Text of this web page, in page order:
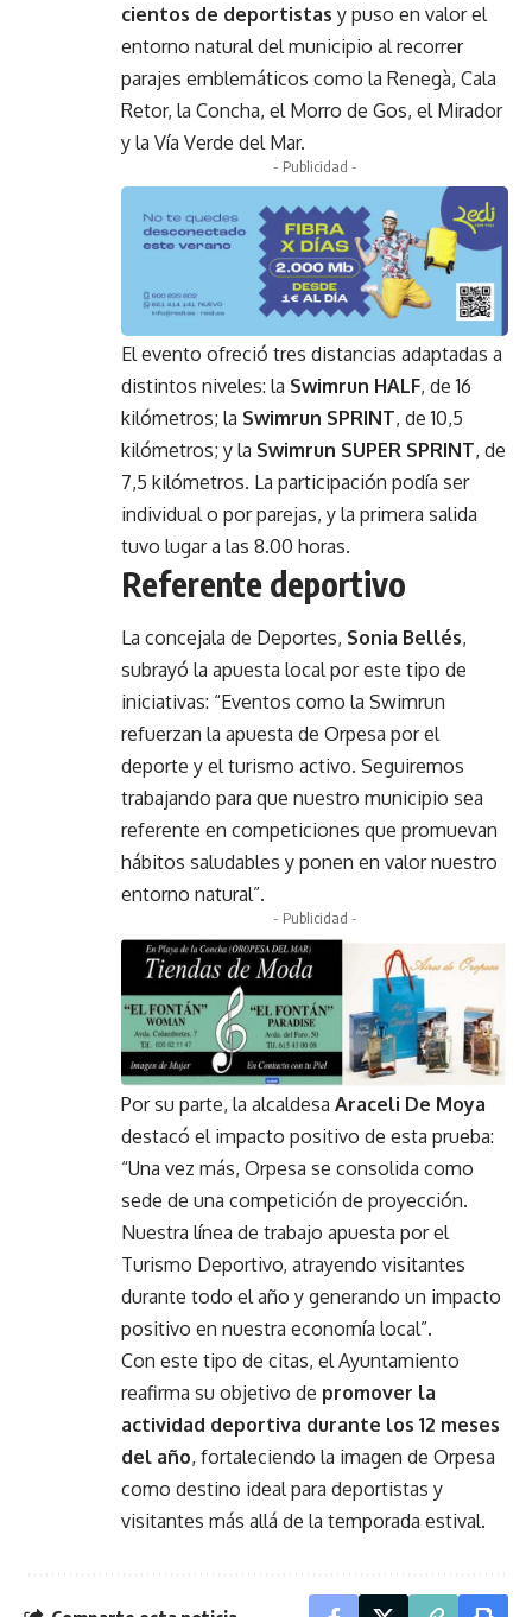
cientos de deportistas y puso en valor el
entorno natural del municipio al recorrer
parajes emblemáticos como la Renegà, Cala
Retor, la Concha, el Morro de Gos, el Mirador
y la Vía Verde del Mar.
- Publicidad -
El evento ofreció tres distancias adaptadas a
distintos niveles: la Swimrun HALF, de 16
kilómetros; la Swimrun SPRINT, de 10,5
kilómetros; y la Swimrun SUPER SPRINT, de
7,5 kilómetros. La participación podía ser
individual o por parejas, y la primera salida
tuvo lugar a las 8.00 horas.
Referente deportivo
La concejala de Deportes, Sonia Bellés,
subrayó la apuesta local por este tipo de
iniciativas: “Eventos como la Swimrun
refuerzan la apuesta de Orpesa por el
deporte y el turismo activo. Seguiremos
trabajando para que nuestro municipio sea
referente en competiciones que promuevan
hábitos saludables y ponen en valor nuestro
entorno natural”.
- Publicidad -
Por su parte, la alcaldesa Araceli De Moya
destacó el impacto positivo de esta prueba:
“Una vez más, Orpesa se consolida como
sede de una competición de proyección.
Nuestra línea de trabajo apuesta por el
Turismo Deportivo, atrayendo visitantes
durante todo el año y generando un impacto
positivo en nuestra economía local”.
Con este tipo de citas, el Ayuntamiento
reafirma su objetivo de promover la
actividad deportiva durante los 12 meses
del año, fortaleciendo la imagen de Orpesa
como destino ideal para deportistas y
visitantes más allá de la temporada estival.